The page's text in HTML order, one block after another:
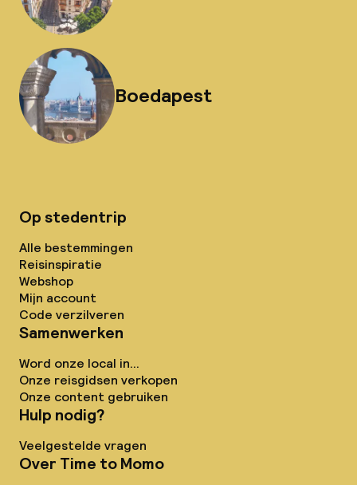
Boedapest
Op stedentrip
Alle bestemmingen
Reisinspiratie
Webshop
Mijn account
Code verzilveren
Samenwerken
Word onze local in...
Onze reisgidsen verkopen
Onze content gebruiken
Hulp nodig?
Veelgestelde vragen
Over Time to Momo